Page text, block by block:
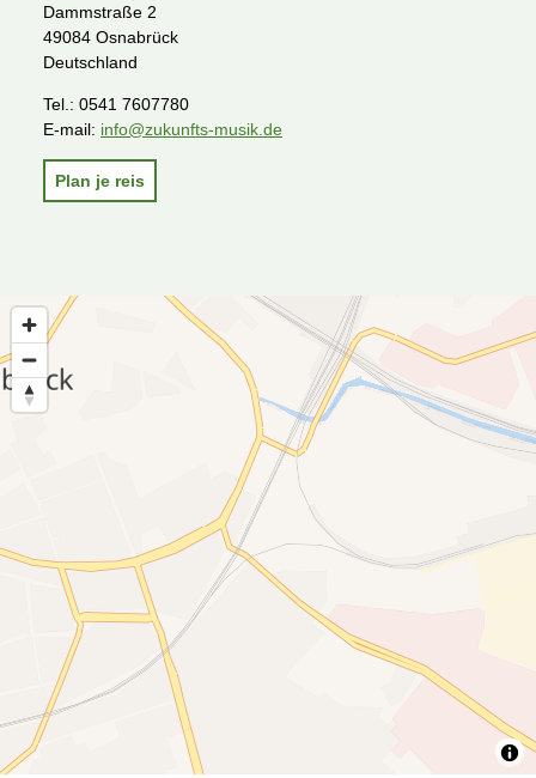
Dammstraße 2
49084 Osnabrück
Deutschland
Tel.: 0541 7607780
E-mail: info@zukunfts-musik.de
Plan je reis